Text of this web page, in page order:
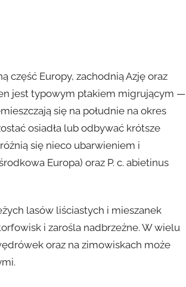
część Europy, zachodnią Azję oraz
jest typowym ptakiem migrującym —
się na południe na okres
osiadła lub odbywać krótsze
się nieco ubarwieniem i
Europa) oraz P. c. abietinus
lasów liściastych i mieszanek
i zarośla nadbrzeżne. W wielu
oraz na zimowiskach może